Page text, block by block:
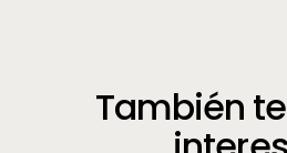
También